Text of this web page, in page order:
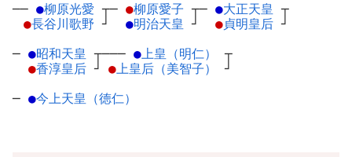
── ●柳原光愛 ┬
●長谷川歌野 ┘
─ ●柳原愛子 ┬
●明治天皇 ┘
─ ●大正天皇 ┬
●貞明皇后 ┘
─ ●昭和天皇 ┬
●香淳皇后 ┘
─── ●上皇（明仁）
┬
●上皇后（美智子） ┘
─ ●今上天皇（徳仁）